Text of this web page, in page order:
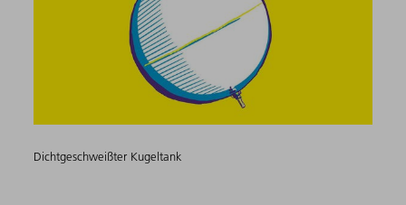
Dichtgeschweißter Kugeltank